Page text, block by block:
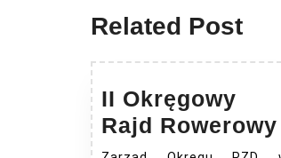
Related Post
II Okręgowy
Rajd Rowerowy